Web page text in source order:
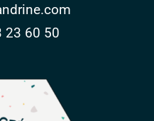
23 60 50